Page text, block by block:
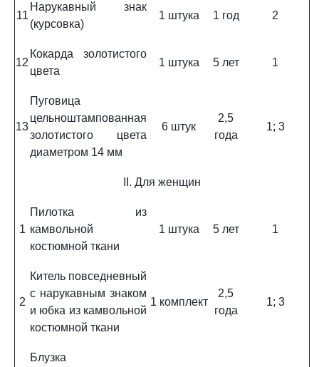
11
Нарукавный знак
(курсовка)
1 штука 1 год 2
12
Кокарда золотистого
цвета
1 штука 5 лет 1
13
Пуговица
цельноштампованная
золотистого цвета
диаметром 14 мм
6 штук
2,5
года
1; 3
II. Для женщин
1
Пилотка из
камвольной
костюмной ткани
1 штука 5 лет 1
2
Китель повседневный
с нарукавным знаком
и юбка из камвольной
костюмной ткани
1 комплект
2,5
года
1; 3
Блузка